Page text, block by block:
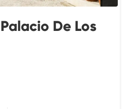
De Los